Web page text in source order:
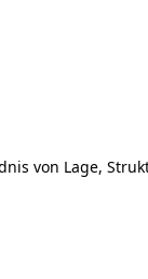
von Lage,